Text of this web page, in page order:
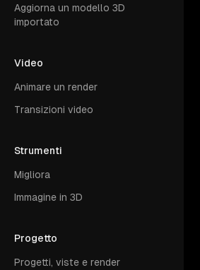
Aggiorna un modello 3D
importato
Video
Animare un render
Transizioni video
Strumenti
Migliora
Immagine in 3D
Progetto
Progetti, viste e render